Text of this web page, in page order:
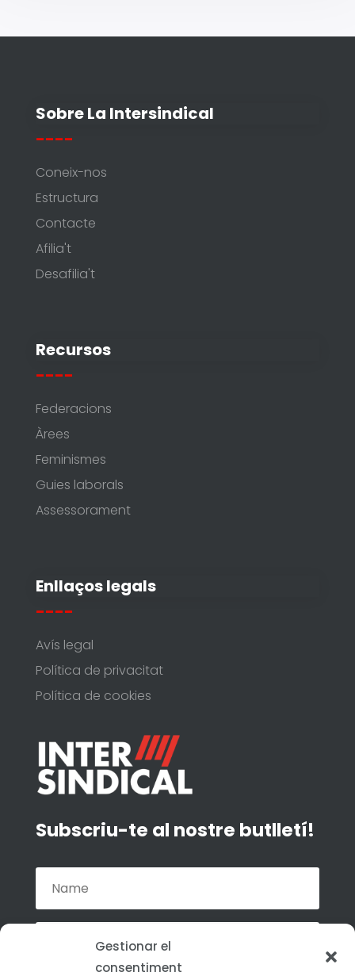
Gestionar el
consentiment
Sobre La Intersindical
----
Coneix-nos
Estructura
Contacte
Afilia't
Desafilia't
Recursos
----
Federacions
Àrees
Feminismes
Guies laborals
Assessorament
Enllaços legals
----
Avís legal
Política de privacitat
Política de cookies
Subscriu-te al nostre butlletí!